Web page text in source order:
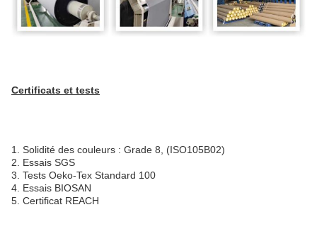
Certificats et tests
1. Solidité des couleurs : Grade 8, (ISO105B02)
2. Essais SGS
3. Tests Oeko-Tex Standard 100
4. Essais BIOSAN
5. Certificat REACH